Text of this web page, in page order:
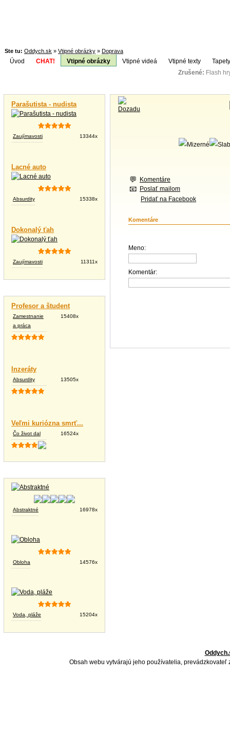
Ste tu: Oddych.sk » Vtipné obrázky » Doprava
Úvod CHAT! Vtipné obrázky Vtipné videá Vtipné texty
Zrušené: Flash
Parašutista - nudista
Zaujímavosti 13344x
Lacné auto
Absurdity 15338x
Dokonalý ťah
Zaujímavosti 11311x
Profesor a študent
Zamestnanie
a práca
15408x
Inzeráty
Absurdity 13505x
Veľmi kuriózna smrť...
Čo život dal 16524x
Abstraktné 16978x
Obloha 14576x
Voda, pláže 15204x
Komentáre
Poslať mailom
Pridať na Facebook
Komentáre
Meno:
Komentár:
Obsah webu vytvárajú jeho používatelia,